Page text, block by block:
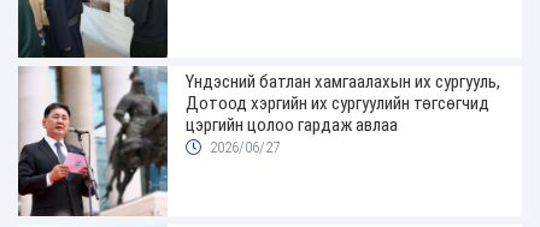
Үндэсний батлан хамгаалахын их сургууль,
Дотоод хэргийн их сургуулийн төгсөгчид
цэргийн цолоо гардаж авлаа
2026/06/27